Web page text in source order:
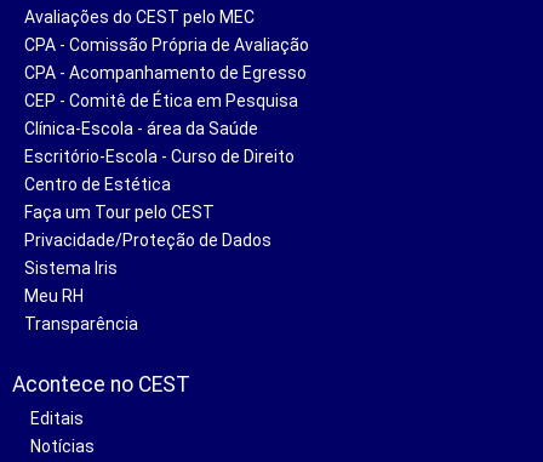
Avaliações do CEST pelo MEC
CPA - Comissão Própria de Avaliação
CPA - Acompanhamento de Egresso
CEP - Comitê de Ética em Pesquisa
Clínica-Escola - área da Saúde
Escritório-Escola - Curso de Direito
Centro de Estética
Faça um Tour pelo CEST
Privacidade/Proteção de Dados
Sistema Iris
Meu RH
Transparência
Acontece no CEST
Editais
Notícias